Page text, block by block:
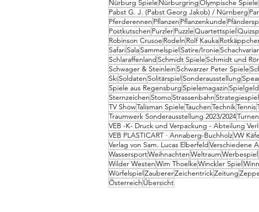
Nürburg Spiele NürburgringOlympische Spiele
Pabst G. J. (Pabst Georg Jakob) / Nürnberg
Pferderennen Pflanzen Pflanzenkunde
Postkutschen PurzlerPuzzleQuartettspiel
Robinson Crusoe Rodeln Rolf Kauka
SafariSalaSammelspielSatire/Ironie
Schlaraffenland Schmidt Spiele Schmidt und
Schwager & Steinlein Schwarzer Peter Spiele
SkiSoldaten SolitärspielSonderausstellung
Spiele aus Regensburg Spielemagazin Spielgeld
Sternzeichen StomoStrassenbahn Strategiespiel
TV ShowTalisman SpieleTauchenTechnikTennis
Traumwerk Sonderausstellung 2023/2024Turnen
VEB -K- Druck und Verpackung - Abteilung
VEB PLASTICART · Annaberg-BuchholzVW
Verlag von Sam. Lucas ElberfeldVerschiedene
WassersportWeihnachtenWeltraumWerbespiel
Wilder WestenWim ThoelkeWinckler Spiel
WürfelspielZaubererZeichentrickZeitung
Österreich Übersicht